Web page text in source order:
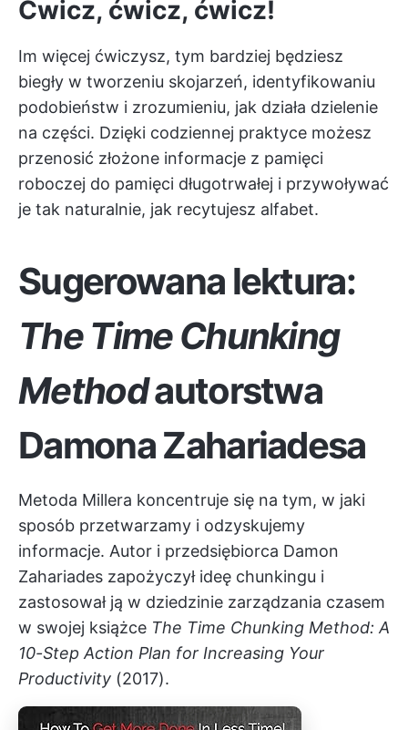
Ćwicz, ćwicz, ćwicz!
Im więcej ćwiczysz, tym bardziej będziesz
biegły w tworzeniu skojarzeń, identyfikowaniu
podobieństw i zrozumieniu, jak działa dzielenie
na części. Dzięki codziennej praktyce możesz
przenosić złożone informacje z pamięci
roboczej do pamięci długotrwałej i przywoływać
je tak naturalnie, jak recytujesz alfabet.
Sugerowana lektura:
The Time Chunking
Methodautorstwa
Damona Zahariadesa
Metoda Millera koncentruje się na tym, w jaki
sposób przetwarzamy i odzyskujemy
informacje. Autor i przedsiębiorca Damon
Zahariades zapożyczył ideę chunkingu i
zastosował ją w dziedzinie zarządzania czasem
w swojej książce The Time Chunking Method: A
10-Step Action Plan for Increasing Your
Productivity (2017).